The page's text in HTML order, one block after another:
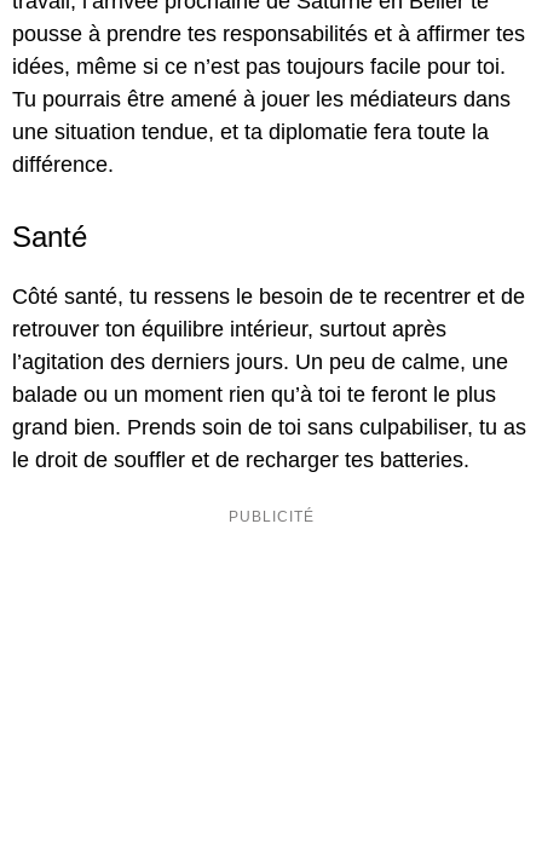
pousse à prendre tes responsabilités et à affirmer tes
idées, même si ce n’est pas toujours facile pour toi.
Tu pourrais être amené à jouer les médiateurs dans
une situation tendue, et ta diplomatie fera toute la
différence.
Santé
Côté santé, tu ressens le besoin de te recentrer et de
retrouver ton équilibre intérieur, surtout après
l’agitation des derniers jours. Un peu de calme, une
balade ou un moment rien qu’à toi te feront le plus
grand bien. Prends soin de toi sans culpabiliser, tu as
le droit de souffler et de recharger tes batteries.